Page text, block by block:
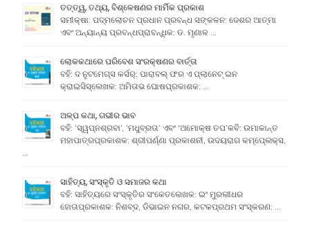
ତତ୍ତ୍ୱ, ତଥ୍ୟ, ବିଶ୍ଳେଷଣର ମାର୍ମିକ ପ୍ରକାଶ
ସମୀକ୍ଷା: ପଦ୍ମଲୋଚନ ପ୍ରଧାନ ପ୍ରବନ୍ଧ ସଙ୍କଳନ: ଦେଶର ଆତ୍ମା
ଏବଂ ଅନ୍ୟାନ୍ୟ ପ୍ରବନ୍ଧପ୍ରାବନ୍ଧିକ: ଡ. ମୃଣାଳ …
ଲୋକକଥାରେ ପରିବେଶ ସଂରକ୍ଷଣର ବାର୍ତ୍ତା
ବହି: ଦ ନୁଟମେଗ୍ସ କର୍ସର୍: ପାରାବଲ୍ ଫର ଏ ପ୍ଲାନେଟ୍ ଇନ
କ୍ରାଇସିସ୍ଲେଖକ: ଅମିତାଭ ଘୋଷପ୍ରକାଶକ: …
ଅଳ୍ପ କଥା, ଗଭୀର ଭାବ
ବହି: ‘ସ୍ୱପ୍ନଶ୍ରବା’, ‘ମଧୁବ୍ରତା’ ଏବଂ ‘ଅମୋକ୍ଷ ତପ’କବି: ଉମାକାନ୍ତ
ମହାପାତ୍ରପ୍ରକାଶକ: ଶ୍ରୀପର୍ଣ୍ଣା ପ୍ରକାଶନୀ, ଉଦୟରାଗ କମ୍ପେ୍ଲକ୍ସ,
ସାହିତ୍ୟ, ସଂସ୍କୃତି ଓ ସମାଜର କଥା
ବହି: ସାହିତ୍ୟରେ ସଂସ୍କୃତିର ସଂକେତଲେଖକ: ଇଂ ମୁରଲୀଧର
ହୋତାପ୍ରକାଶକ: ନିଶବ୍ଦ, ଡିଭାଇନ ନଗର, କଟକପ୍ରଥମ ସଂସ୍କରଣ: …